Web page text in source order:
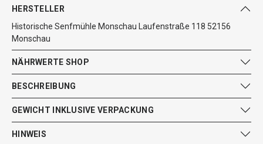
HERSTELLER
Historische Senfmühle Monschau Laufenstraße 118 52156
Monschau
NÄHRWERTE SHOP
BESCHREIBUNG
GEWICHT INKLUSIVE VERPACKUNG
HINWEIS